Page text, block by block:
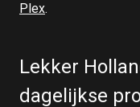
Plex.
Lekker
dagelijkse